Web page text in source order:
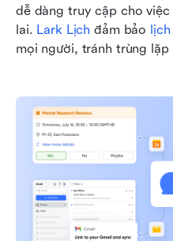
dễ dàng truy cập cho
lai. Lark Lịch đảm bảo
mọi người, tránh trùng